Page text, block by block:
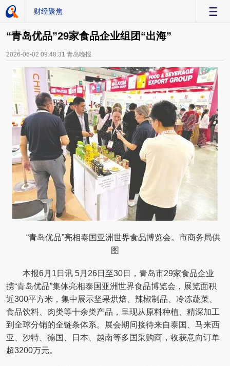
财经聚焦
“青岛优品”29家食品企业组团“出海”
2026-06-02 09:48:31 青岛晚报
“青岛优品”亮相泰国亚洲世界食品博览会。市商务局供
图
本报6月1日讯 5月26日至30日，青岛市29家食品企业
携“青岛优品”集体亮相泰国亚洲世界食品博览会，展览面积
近300平方米，集中展示坚果烘焙、辣椒制品、冷冻蔬菜、
食品饮料、肉类等十余类产品，呈现从原料种植、精深加工
到全球分销的全链条体系。展会期间接待来自泰国、马来西
亚、沙特、德国、日本、越南等多国采购商，收获意向订单
超3200万元。